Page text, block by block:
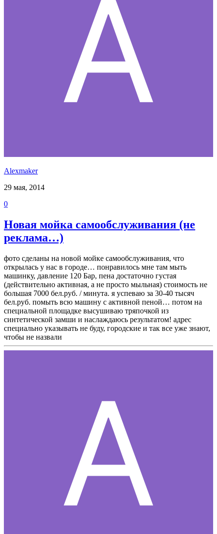
Alexmaker
29 мая, 2014
0
Новая мойка самообслуживания (не
реклама…)
фото сделаны на новой мойке самообслуживания, что
открылась у нас в городе… понравилось мне там мыть
машинку, давление 120 Бар, пена достаточно густая
(действительно активная, а не просто мыльная) стоимость не
большая 7000 бел.руб. / минута. я успеваю за 30-40 тысяч
бел.руб. помыть всю машину с активной пеной… потом на
специальной площадке высушиваю тряпочкой из
синтетической замши и наслаждаюсь результатом! адрес
специально указывать не буду, городские и так все уже знают,
чтобы не назвали